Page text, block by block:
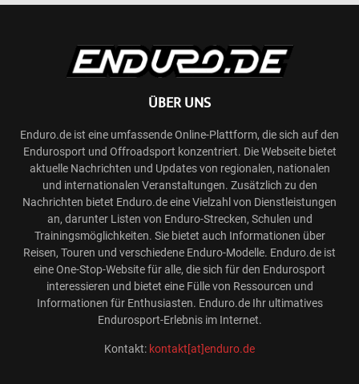
ÜBER UNS
Enduro.de ist eine umfassende Online-Plattform, die sich auf den
Endurosport und Offroadsport konzentriert. Die Webseite bietet
aktuelle Nachrichten und Updates von regionalen, nationalen
und internationalen Veranstaltungen. Zusätzlich zu den
Nachrichten bietet Enduro.de eine Vielzahl von Dienstleistungen
an, darunter Listen von Enduro-Strecken, Schulen und
Trainingsmöglichkeiten. Sie bietet auch Informationen über
Reisen, Touren und verschiedene Enduro-Modelle. Enduro.de ist
eine One-Stop-Website für alle, die sich für den Endurosport
interessieren und bietet eine Fülle von Ressourcen und
Informationen für Enthusiasten. Enduro.de Ihr ultimatives
Endurosport-Erlebnis im Internet.
Kontakt: kontakt[at]enduro.de